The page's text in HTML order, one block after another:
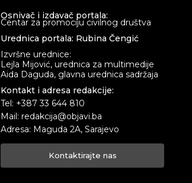
Osnivač i izdavač portala:
Centar za promociju civilnog društva
Urednica portala: Rubina Čengić
Izvršne urednice:
Lejla Mijović, urednica za multimedije
Aida Daguda, glavna urednica sadržaja
Kontakt i adresa redakcije:
Tel: +387 33 644 810
Mail: redakcija@objavi.ba
Adresa: Maguda 2A, Sarajevo
Kontaktirajte nas